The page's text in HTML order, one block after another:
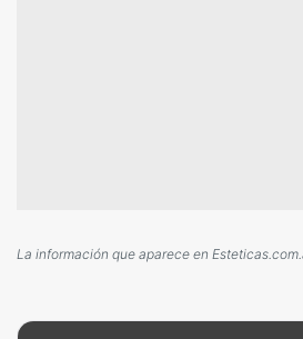
La información que aparece en